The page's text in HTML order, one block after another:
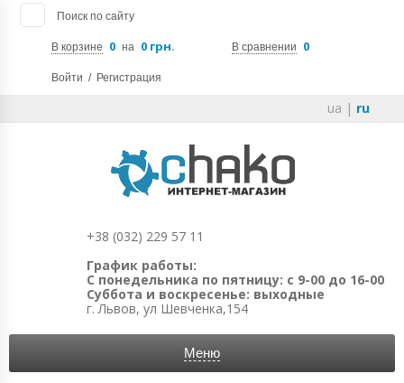
Поиск по сайту
В корзине 0 на 0 грн. В сравнении 0
Войти / Регистрация
ua | ru
+38 (032) 229 57 11
График работы:
С понедельника по пятницу: с 9-00 до 16-00
Суббота и воскресенье: выходные
г. Львов, ул Шевченка,154
Меню